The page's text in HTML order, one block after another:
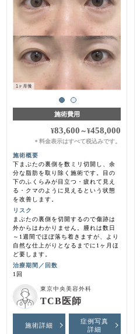
施術費用
¥83,600 ～¥458,000
＊料金表示はすべて税込みです。
施術概要
下まぶたの裏側を数ミリ切開し、余
分な脂肪を取り除く施術です。目の
下のふくらみが目立つ・疲れて見え
る・クマのように見えるという状態
を改善します。
リスク
まぶたの裏側を切開するので傷跡は
外からはわかりません。腫れは数日
～1週間でほぼ落ち着きますが、より
自然な仕上がりとなるまでに1ヶ月ほ
ど要します。
治療期間／回数
1回
東京中央美容外科
TCB医師
施術詳細
症例写真
詳細